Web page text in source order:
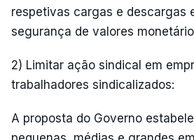
respetivas cargas e descargas
segurança de valores
2) Limitar ação sindical em
trabalhadores sindicalizados:
A proposta do Governo